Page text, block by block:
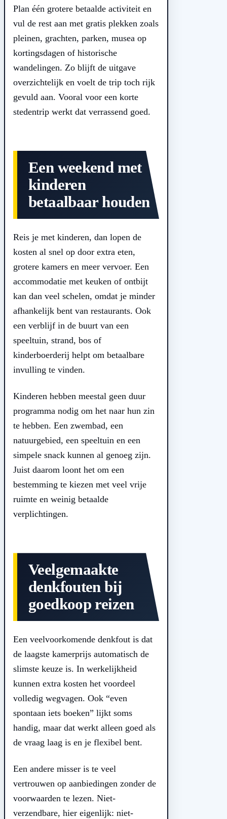
Plan één grotere betaalde activiteit en
vul de rest aan met gratis plekken zoals
pleinen, grachten, parken, musea op
kortingsdagen of historische
wandelingen. Zo blijft de uitgave
overzichtelijk en voelt de trip toch rijk
gevuld aan. Vooral voor een korte
stedentrip werkt dat verrassend goed.
Een weekend met
kinderen
betaalbaar houden
Reis je met kinderen, dan lopen de
kosten al snel op door extra eten,
grotere kamers en meer vervoer. Een
accommodatie met keuken of ontbijt
kan dan veel schelen, omdat je minder
afhankelijk bent van restaurants. Ook
een verblijf in de buurt van een
speeltuin, strand, bos of
kinderboerderij helpt om betaalbare
invulling te vinden.
Kinderen hebben meestal geen duur
programma nodig om het naar hun zin
te hebben. Een zwembad, een
natuurgebied, een speeltuin en een
simpele snack kunnen al genoeg zijn.
Juist daarom loont het om een
bestemming te kiezen met veel vrije
ruimte en weinig betaalde
verplichtingen.
Veelgemaakte
denkfouten bij
goedkoop reizen
Een veelvoorkomende denkfout is dat
de laagste kamerprijs automatisch de
slimste keuze is. In werkelijkheid
kunnen extra kosten het voordeel
volledig wegvagen. Ook “even
spontaan iets boeken” lijkt soms
handig, maar dat werkt alleen goed als
de vraag laag is en je flexibel bent.
Een andere misser is te veel
vertrouwen op aanbiedingen zonder de
voorwaarden te lezen. Niet-
verzendbare, hier eigenlijk: niet-